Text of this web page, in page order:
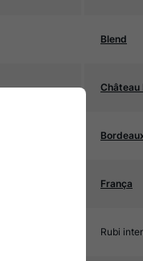
Blend
Château
França
Rubi